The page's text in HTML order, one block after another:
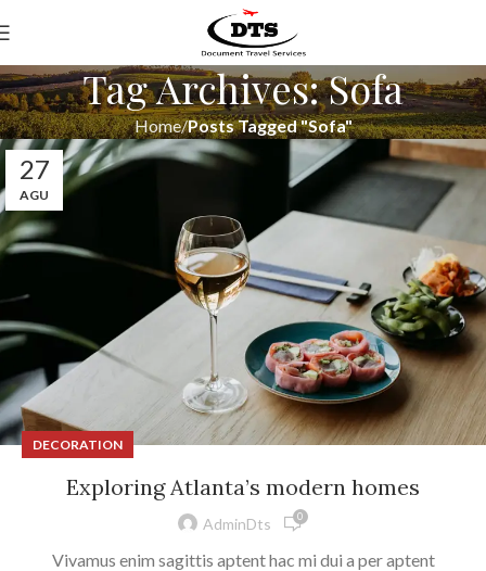
Tag Archives: Sofa
Home Posts Tagged "Sofa"
27
AGU
DECORATION
Exploring Atlanta’s modern homes
AdminDts 0
Vivamus enim sagittis aptent hac mi dui a per aptent